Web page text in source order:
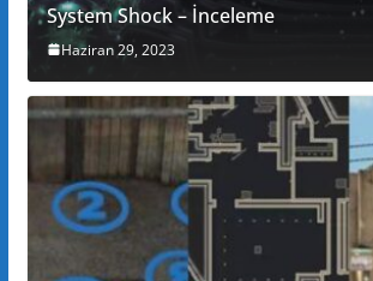
System Shock – İnceleme
Haziran 29, 2023